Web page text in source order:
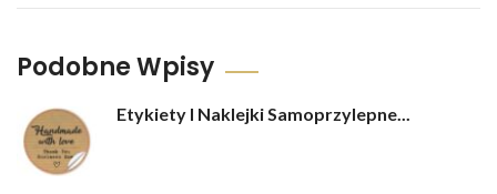
Podobne Wpisy
Etykiety I Naklejki Samoprzylepne...